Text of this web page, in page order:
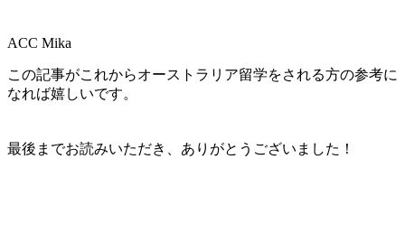
ACC Mika
この記事がこれからオーストラリア留学をされる方の参考に
なれば嬉しいです。
最後までお読みいただき、ありがとうございました！